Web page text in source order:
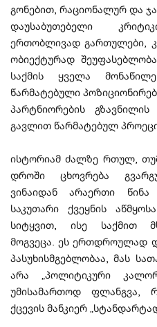
გონებით, რაციონალურ და
დაუსაბუთებელი
ერთობლივად გართულები,
ობიექტურად
საქმის ყველა
წარმატებული
პარტნიორების
გავლით წარმატებულ
ისტორიამ ძალზე რთულ,
დროში ცხოვრება
ვინაიდან არაერთი წინა
საკუთარი ქვეყნის
სიტყვით, ისე საქმით
მოგვეცა. ეს ერთდროულად
პასუხისმგებლობაა, მას
არა „პოლიტიკური
უმისამართოდ ფლანგვა,
ქცევის მანკიერ